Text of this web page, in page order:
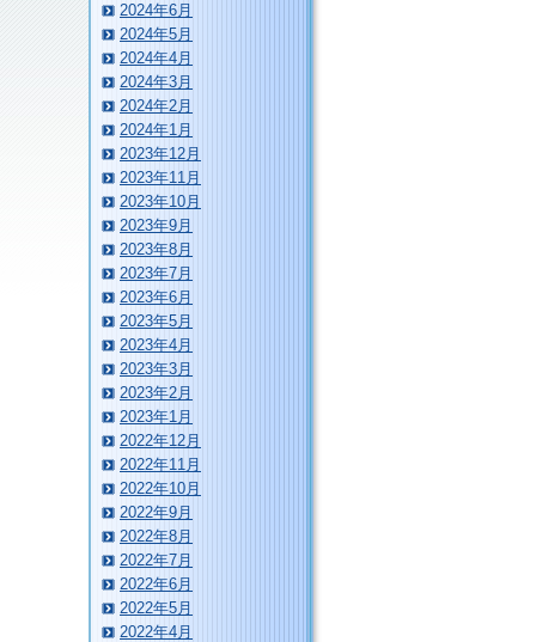
2024年6月
2024年5月
2024年4月
2024年3月
2024年2月
2024年1月
2023年12月
2023年11月
2023年10月
2023年9月
2023年8月
2023年7月
2023年6月
2023年5月
2023年4月
2023年3月
2023年2月
2023年1月
2022年12月
2022年11月
2022年10月
2022年9月
2022年8月
2022年7月
2022年6月
2022年5月
2022年4月